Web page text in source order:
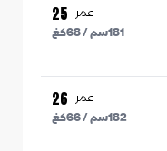
عمر 25
181سم /68كغ
عمر 26
182سم /66كغ